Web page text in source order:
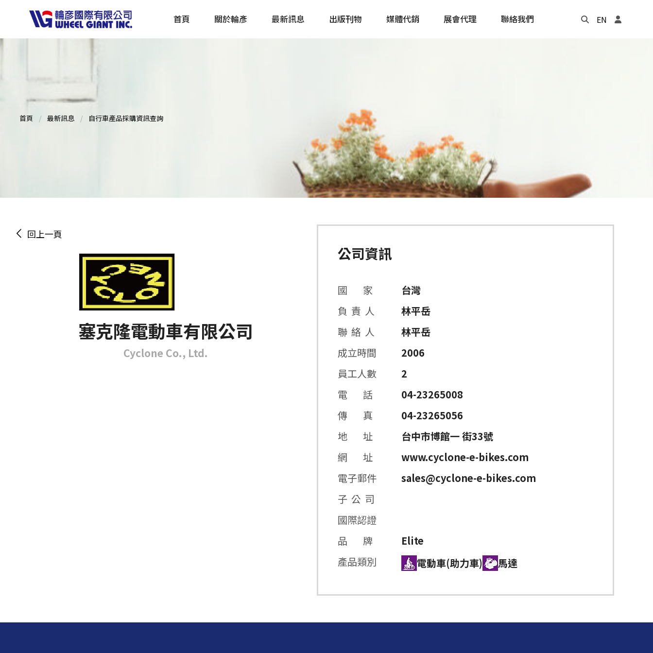
首頁 關於輪彥 最新訊息 出版刊物
戶外探索 Outside
主題書籍
媒體代銷 展會代理 聯絡我們 EN
首頁 最新訊息 自行車產品採購資訊查詢
回上一頁
塞克隆電動車有限公司
Cyclone Co., Ltd.
公司資訊
國 家
台灣
負 責 人
林平岳
聯 絡 人
林平岳
成立時間
2006
員工人數
2
電 話
04-23265008
傳 真
04-23265056
地 址
台中市博館一 街33號
網 址
www.cyclone-e-bikes.com
電子郵件
sales@cyclone-e-bikes.com
子 公 司
國際認證
品 牌
Elite
產品類別
電動車(助力車) 馬達